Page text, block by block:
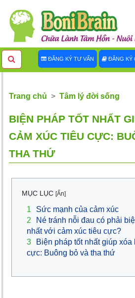
ĐĂNG KÝ TƯ VẤN ĐĂNG KÝ
Trang chủ Tâm lý đời sống
BIỆN PHÁP TỐT NHẤT
CẢM XÚC TIÊU CỰC:
THA THỨ
MỤC LỤC [Ẩn]
1
Sức mạnh của cảm xúc
2
Né tránh nỗi đau có phải
nhất với cảm xúc tiêu cực?
3
Biện pháp tốt nhất giúp xóa
cực: Buông bỏ và tha thứ